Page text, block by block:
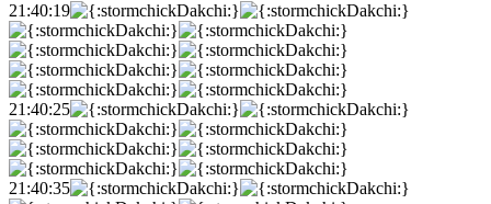
21:40:19
21:40:25
21:40:35